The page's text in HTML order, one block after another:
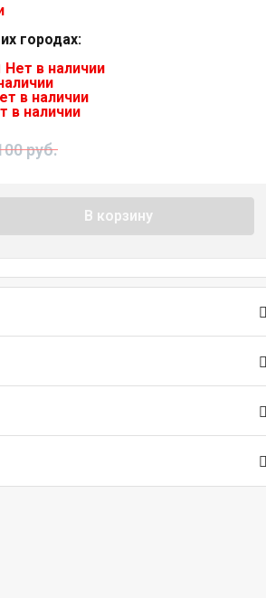
городах:
Нет в наличии
в наличии
в наличии
руб.
В корзину